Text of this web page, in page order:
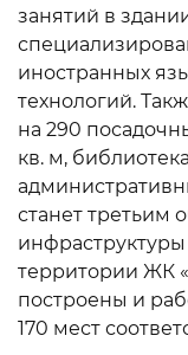
занятий в
иностранных
технологий.
на 290
кв. м,
станет третьим
инфраструктуры
территории ЖК
построены и
170 мест